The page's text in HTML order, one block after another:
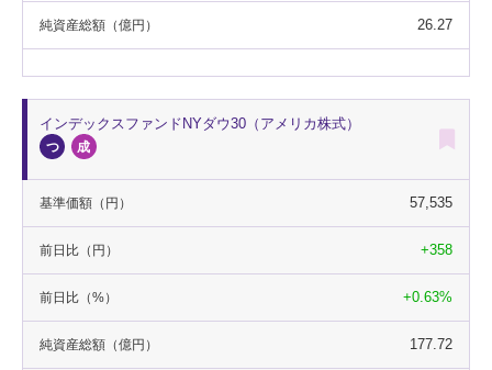
純資産総額 （億円） 26.27
インデックスファンドNYダウ30（アメリカ株式）
基準価額 （円） 57,535
前日比 （円） +358
前日比 （%） +0.63%
純資産総額 （億円） 177.72